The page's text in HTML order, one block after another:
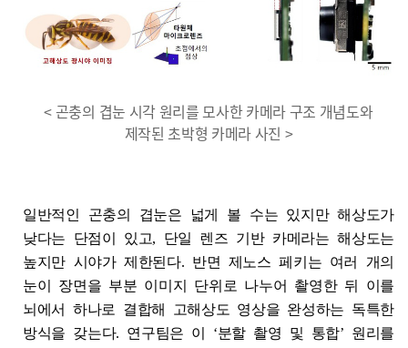
< 곤충의 겹눈 시각 원리를 모사한 카메라 구조 개념도와
제작된 초박형 카메라 사진 >
일반적인 곤충의 겹눈은 넓게 볼 수는 있지만 해상도가
낮다는 단점이 있고, 단일 렌즈 기반 카메라는 해상도는
높지만 시야가 제한된다. 반면 제노스 페키는 여러 개의
눈이 장면을 부분 이미지 단위로 나누어 촬영한 뒤 이를
뇌에서 하나로 결합해 고해상도 영상을 완성하는 독특한
방식을 갖는다. 연구팀은 이 ‘분할 촬영 및 통합’ 원리를